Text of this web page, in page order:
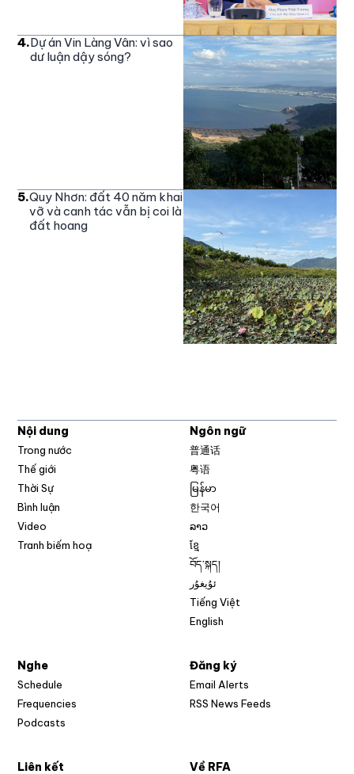
4.Dự án Vin Làng Vân: vì sao
dư luận dậy sóng?
5.Quy Nhơn: đất 40 năm khai
vỡ và canh tác vẫn bị coi là
đất hoang
Nội dung
Trong nước
Thế giới
Thời Sự
Bình luận
Video
Tranh biếm hoạ
Ngôn ngữ
普通话
粤语
မြန်မာ
한국어
ລາວ
ខ្មែ
བོད་སྐད།
ئۇيغۇر
Tiếng Việt
English
Nghe
Schedule
Frequencies
Podcasts
Đăng ký
Email Alerts
RSS News Feeds
Liên kết Về RFA